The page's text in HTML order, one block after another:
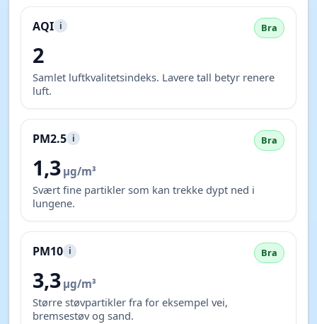
AQI i Bra
2
Samlet luftkvalitetsindeks. Lavere tall betyr renere
luft.
PM2.5 i Bra
1,3 µg/m³
Svært fine partikler som kan trekke dypt ned i
lungene.
PM10 i Bra
3,3 µg/m³
Større støvpartikler fra for eksempel vei,
bremsestøv og sand.